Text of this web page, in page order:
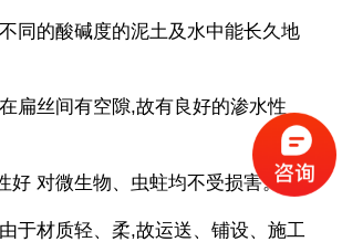
同的酸碱度的泥土及水中能长久地
扁丝间有空隙,故有良好的渗水性
好 对微生物、虫蛀均不受损害。
于材质轻、柔,故运送、铺设、施工